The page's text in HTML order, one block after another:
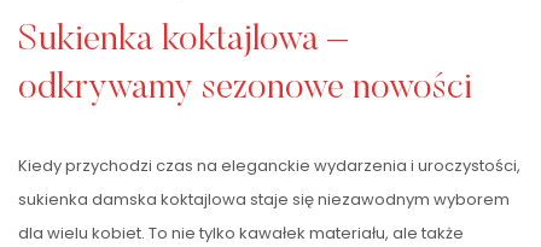
Sukienka koktajlowa –
odkrywamy sezonowe nowości
Kiedy przychodzi czas na eleganckie wydarzenia i uroczystości,
sukienka damska koktajlowa staje się niezawodnym wyborem
dla wielu kobiet. To nie tylko kawałek materiału, ale także